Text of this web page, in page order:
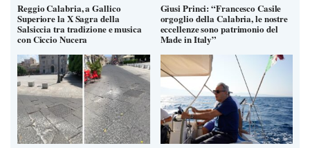
Reggio Calabria, a Gallico
Superiore la X Sagra della
Salsiccia tra tradizione e musica
con Ciccio Nucera
Giusi Princi: “Francesco Casile
orgoglio della Calabria, le nostre
eccellenze sono patrimonio del
Made in Italy”